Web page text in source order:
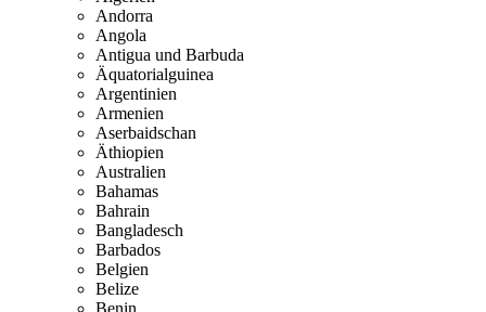
Andorra
Angola
Antigua und Barbuda
Äquatorialguinea
Argentinien
Armenien
Aserbaidschan
Äthiopien
Australien
Bahamas
Bahrain
Bangladesch
Barbados
Belgien
Belize
Benin